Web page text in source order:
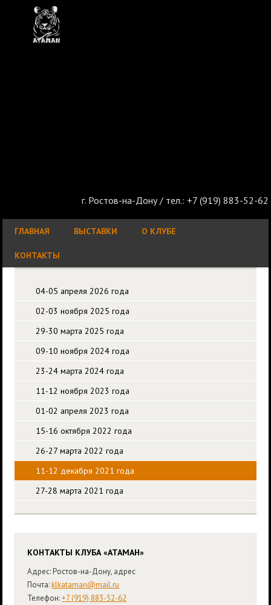
г. Ростов-на-Дону / тел.: +7 (919) 883-52-62
ГЛАВНАЯ ВЫСТАВКИ О КЛУБЕ
КОНТАКТЫ
04-05 апреля 2026 года
02-03 ноября 2025 года
29-30 марта 2025 года
09-10 ноября 2024 года
23-24 марта 2024 года
11-12 ноября 2023 года
01-02 апреля 2023 года
15-16 октября 2022 года
26-27 марта 2022 года
11-12 декабря 2021 года
27-28 марта 2021 года
КОНТАКТЫ КЛУБА «АТАМАН»
Адрес: Ростов-на-Дону, адрес
Почта:klkataman@mail.ru
Телефон:+7 (919) 883-52-62